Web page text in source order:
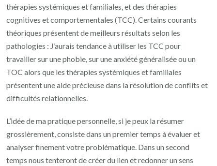
thérapies systémiques et familiales, et des thérapies
cognitives et comportementales (TCC). Certains courants
théoriques présentent de meilleurs résultats selon les
pathologies : J’aurais tendance à utiliser les TCC pour
travailler sur une phobie, sur une anxiété généralisée ou un
TOC alors que les thérapies systémiques et familiales
présentent une aide précieuse dans la résolution de conflits et
difficultés relationnelles.
L’idée de ma pratique personnelle, si je peux la résumer
grossièrement, consiste dans un premier temps à évaluer et
analyser finement votre problématique. Dans un second
temps nous tenteront de créer du lien et redonner un sens